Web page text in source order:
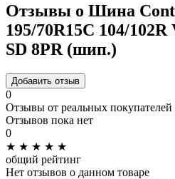
Отзывы о Шина
195/70R15C 104/
SD 8PR (шип.)
Добавить отзыв
0
Отзывы от реальных покупателей
Отзывов пока нет
0
★ ★ ★ ★ ★
общий рейтинг
Нет отзывов о данном товаре